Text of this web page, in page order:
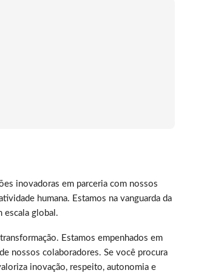
inovadoras em parceria com nossos
humana. Estamos na vanguarda da
escala global.
Estamos empenhados em
nossos colaboradores. Se você procura
inovação, respeito, autonomia e